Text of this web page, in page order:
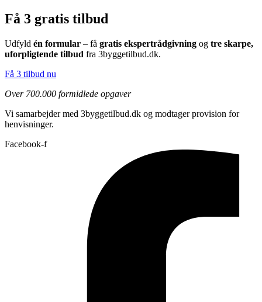
Få 3 gratis tilbud
Udfyld én formular – få gratis ekspertrådgivning og tre skarpe,
uforpligtende tilbud fra 3byggetilbud.dk.
Få 3 tilbud nu
Over 700.000 formidlede opgaver
Vi samarbejder med 3byggetilbud.dk og modtager provision for
henvisninger.
Facebook-f